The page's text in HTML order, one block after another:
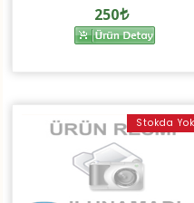
250
Stokda Yok